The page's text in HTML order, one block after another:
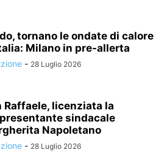
tornano le ondate di calore
Milano in pre-allerta
- 28 Luglio 2026
Raffaele, licenziata la
sindacale
Napoletano
- 28 Luglio 2026